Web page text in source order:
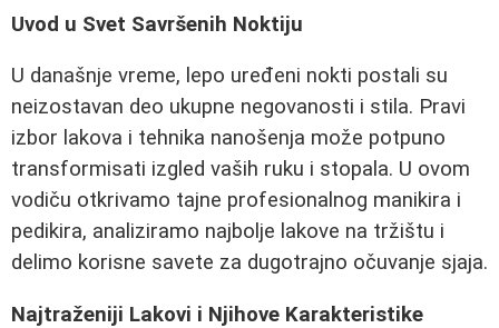
Uvod u Svet Savršenih Noktiju
U današnje vreme, lepo uređeni nokti postali su
neizostavan deo ukupne negovanosti i stila. Pravi
izbor lakova i tehnika nanošenja može potpuno
transformisati izgled vaših ruku i stopala. U ovom
vodiču otkrivamo tajne profesionalnog manikira i
pedikira, analiziramo najbolje lakove na tržištu i
delimo korisne savete za dugotrajno očuvanje sjaja.
Najtraženiji Lakovi i Njihove Karakteristike